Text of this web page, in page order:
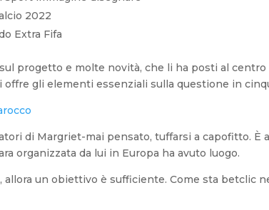
2022
Extra Fifa
progetto e molte novità, che li ha posti al centro
offre gli elementi essenziali sulla questione in
di Margriet-mai pensato, tuffarsi a capofitto. È
organizzata da lui in Europa ha avuto luogo.
un obiettivo è sufficiente. Come sta betclic